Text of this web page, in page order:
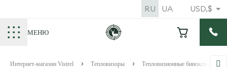
USD,$
RU UA
МЕНЮ
Интернет-магазин Vistrel Тепловизоры Тепловизионные бинокли